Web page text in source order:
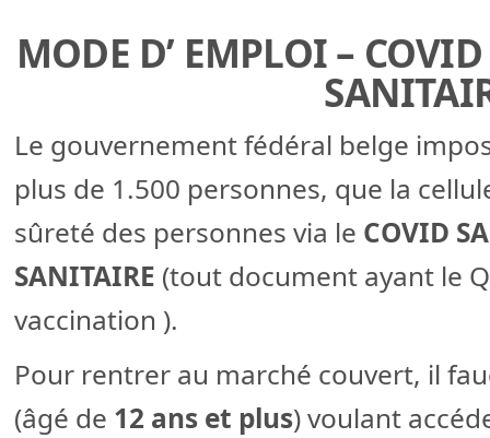
MODE D’ EMPLOI – COVID
Le gouvernement fédéral belge
plus de 1.500 personnes, que la
sûreté des personnes via le COVID
SANITAIRE (tout document ayant le
vaccination ).
Pour rentrer au marché couvert, il
(âgé de 12 ans et plus) voulant